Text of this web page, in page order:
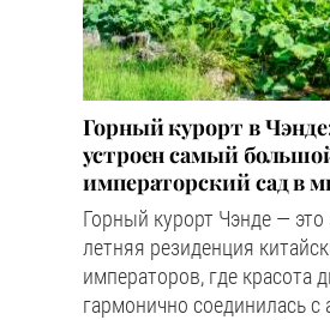
Горный курорт в
устроен самый
императорский сад в
Горный курорт Чэнде — это
летняя резиденция
императоров, где красота
гармонично соединилась с